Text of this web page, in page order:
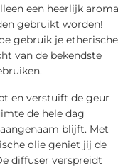
een heerlijk aroma
gebruikt worden!
gebruik je etherische
van de bekendste
en verstuift de geur
de hele dag
blijft. Met
olie geniet jij de
diffuser verspreidt